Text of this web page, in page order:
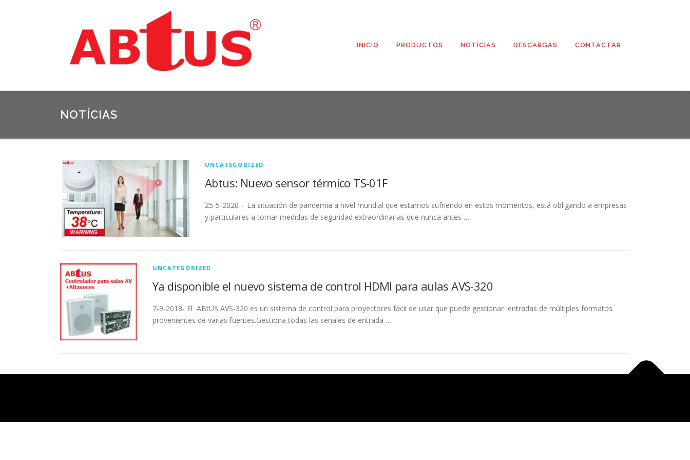
INICIO PRODUCTOS NOTÍCIAS DESCARGAS CONTACTAR
NOTÍCIAS
UNCATEGORIZED
Abtus: Nuevo sensor térmico TS-01F
25-5-2020 – La situación de pandemia a nivel mundial que estamos sufriendo en estos momentos, está obligando a empresas
y particulares a tomar medidas de seguridad extraordinarias que nunca antes …
UNCATEGORIZED
Ya disponible el nuevo sistema de control HDMI para aulas AVS-320
7-9-2018- El ABtUS AVS-320 es un sistema de control para proyectores fácil de usar que puede gestionar entradas de múltiples formatos
provenientes de varias fuentes.Gestiona todas las señales de entrada …